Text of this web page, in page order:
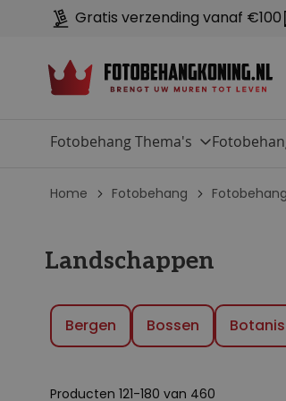
Gratis verzending vanaf €100
Fotobehang Thema's
Home Fotobehang
Landschappen
Bergen Bossen
Producten 121-180 van 460